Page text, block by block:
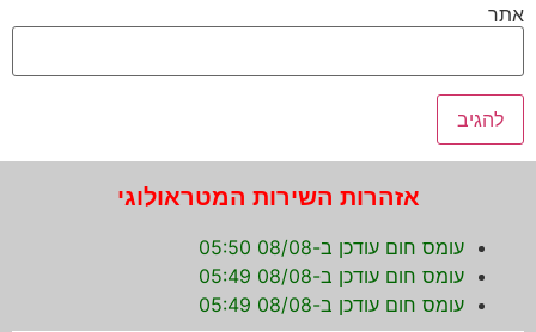
אתר
אזהרות השירות המטראולוגי
עומס חום עודכן ב-08/08 05:50
עומס חום עודכן ב-08/08 05:49
עומס חום עודכן ב-08/08 05:49